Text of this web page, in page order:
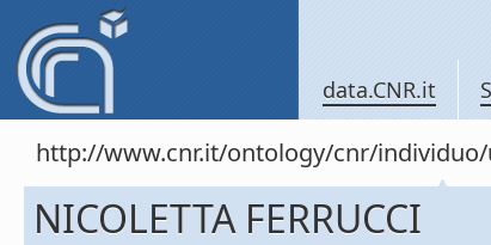
data.CNR.it
http://www.cnr.it/ontology/cnr/
NICOLETTA FERRUCCI